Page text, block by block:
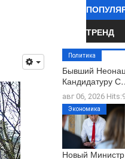
ТРЕНД
Бывший
Кандидатуру
авг 06, 2026
Политика
Новый
Экономика